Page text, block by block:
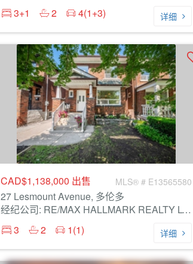
3+1
2 4(1+3) 详细
CAD$1,138,000 出售 MLS® # E13565580
27 Lesmount Avenue, 多伦多
经纪公司: RE/MAX HALLMARK REALTY LTD.
3
2 1(1) 详细